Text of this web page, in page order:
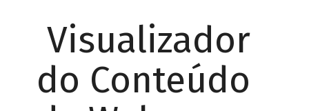
Visualizador
do Conteúdo